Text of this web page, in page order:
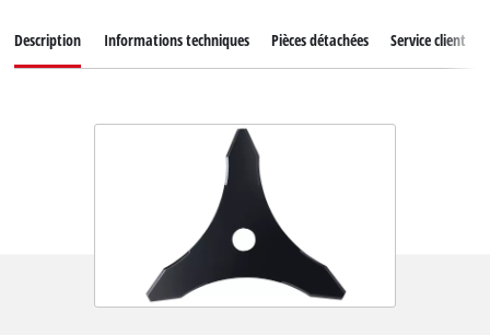
Description Informations techniques Pièces détachées Service client